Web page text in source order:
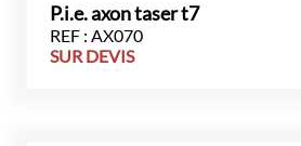
P.i.e. axon taser t7
REF : AX070
SUR DEVIS